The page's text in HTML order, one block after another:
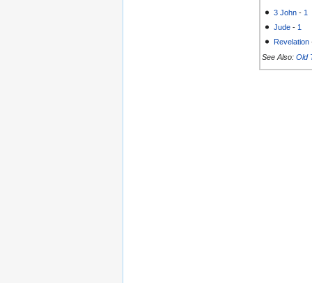
3 John - 1
Jude - 1
Revelation
See Also: Old